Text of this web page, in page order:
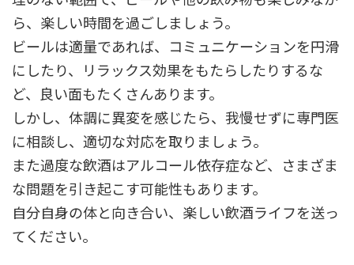
ら、楽しい時間を過ごしましょう。
ビールは適量であれば、コミュニケーションを円滑
にしたり、リラックス効果をもたらしたりするな
ど、良い面もたくさんあります。
しかし、体調に異変を感じたら、我慢せずに専門医
に相談し、適切な対応を取りましょう。
また過度な飲酒はアルコール依存症など、さまざま
な問題を引き起こす可能性もあります。
自分自身の体と向き合い、楽しい飲酒ライフを送っ
てください。